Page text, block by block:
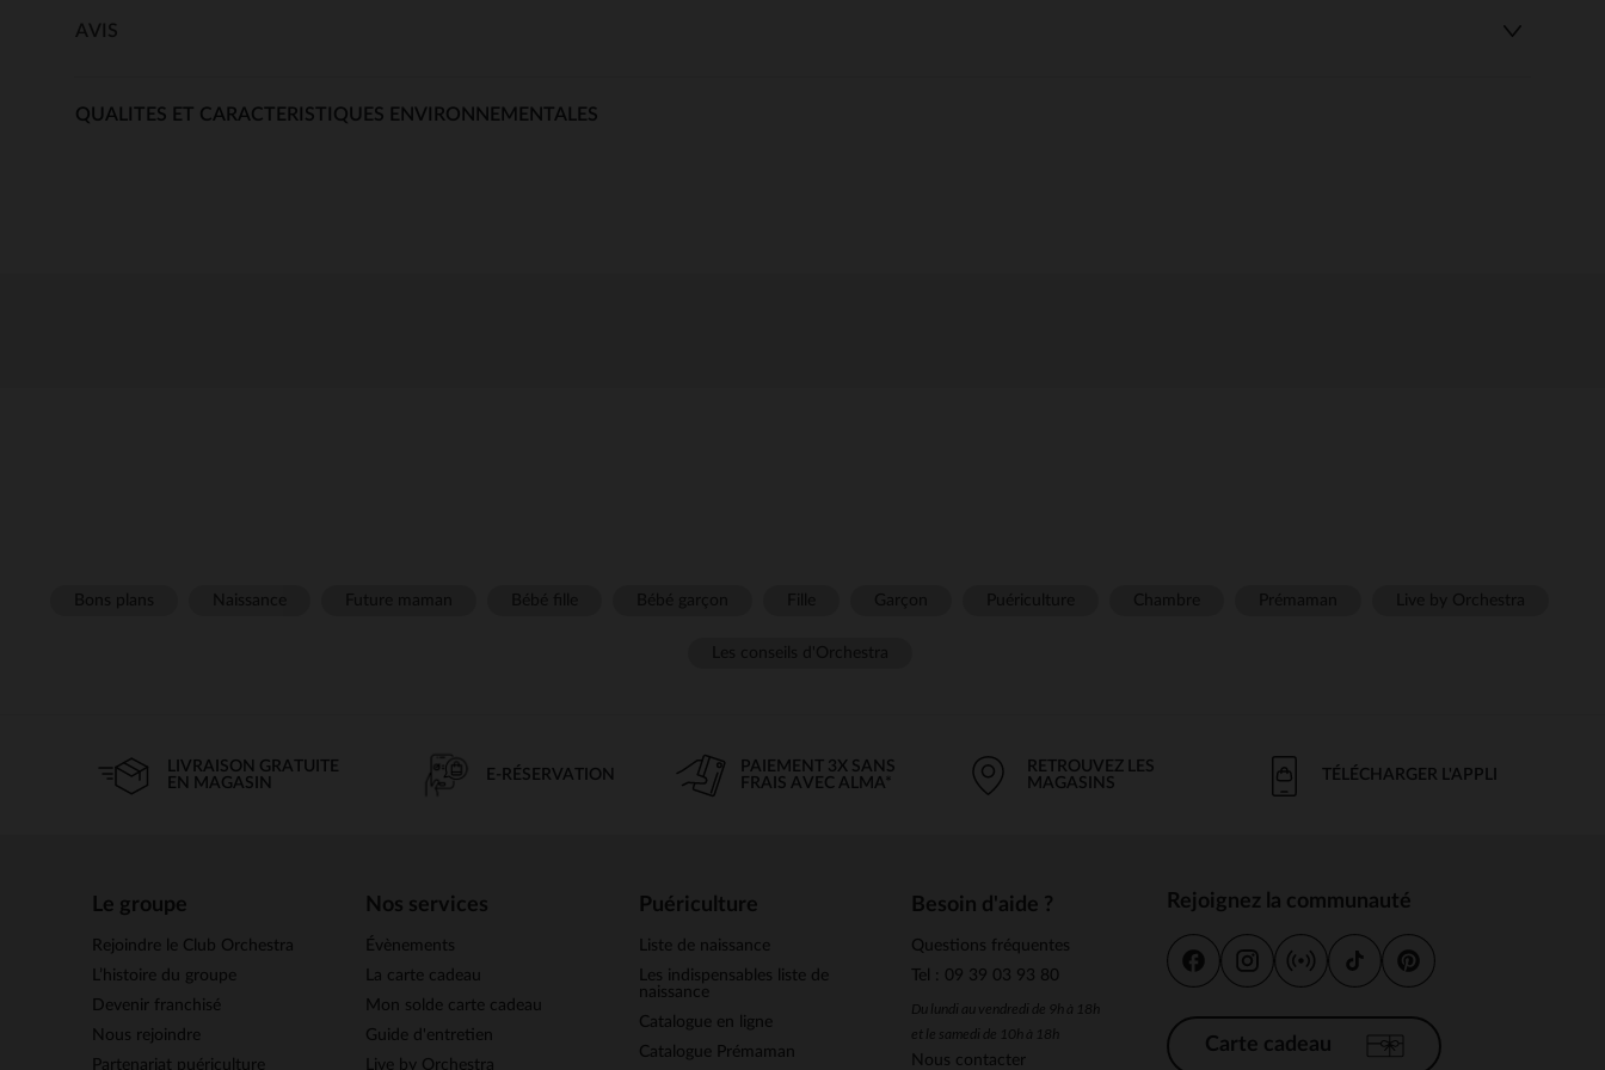
AVIS
QUALITES ET CARACTERISTIQUES ENVIRONNEMENTALES
LIVRAISON GRATUITE
EN MAGASIN
E-RÉSERVATION
PAIEMENT 3X SANS
FRAIS AVEC ALMA*
RETROUVEZ LES
MAGASINS
TÉLÉCHARGER L'APPLI
Le groupe
Rejoindre le Club Orchestra
L’histoire du groupe
Devenir franchisé
Nous rejoindre
Partenariat puériculture
Nos services
Évènements
La carte cadeau
Mon solde carte cadeau
Guide d'entretien
Live by Orchestra
Puériculture
Liste de naissance
Les indispensables liste de
naissance
Catalogue en ligne
Catalogue Prémaman
Besoin d'aide ?
Questions fréquentes
Tel : 09 39 03 93 80
Du lundi au vendredi de 9h à 18h
et le samedi de 10h à 18h
Nous contacter
Rejoignez la communauté
Carte cadeau